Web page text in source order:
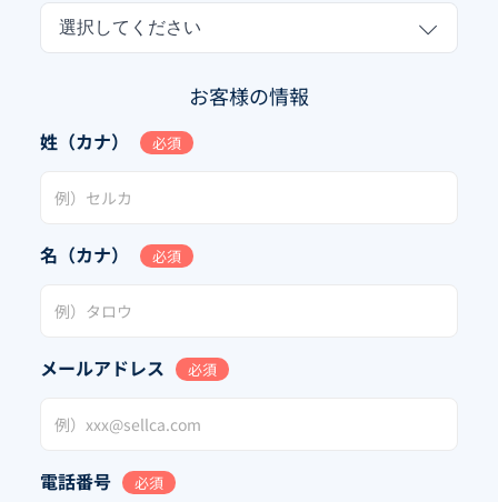
選択してください
お客様の情報
姓（カナ） 必須
名（カナ） 必須
メールアドレス 必須
電話番号 必須